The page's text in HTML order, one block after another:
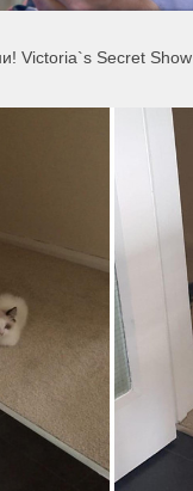
Victoria`s Secret Show